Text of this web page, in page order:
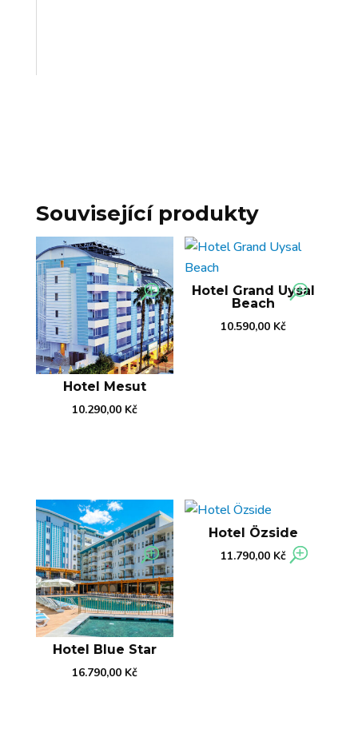
Související produkty
Hotel Mesut
10.290,00 Kč
Hotel Grand Uysal
Beach
10.590,00 Kč
Hotel Blue Star
16.790,00 Kč
Hotel Özside
11.790,00 Kč